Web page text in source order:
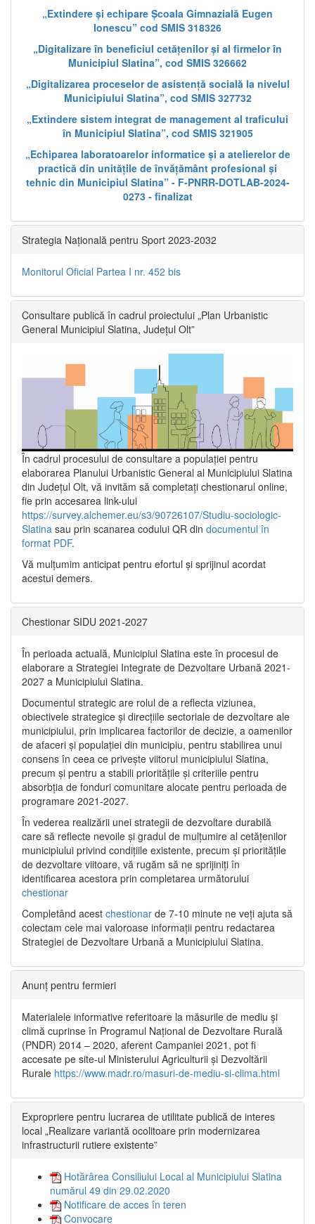
„Extindere și echipare Școala Gimnazială Eugen
Ionescu” cod SMIS 318326
„Digitalizare în beneficiul cetățenilor și al firmelor în
Municipiul Slatina”, cod SMIS 326662
„Digitalizarea proceselor de asistență socială la nivelul
Municipiului Slatina”, cod SMIS 327732
„Extindere sistem integrat de management al traficului
în Municipiul Slatina”, cod SMIS 321905
„Echiparea laboratoarelor informatice și a atelierelor de
practică din unitățile de învățământ profesional și
tehnic din Municipiul Slatina” - F-PNRR-DOTLAB-2024-
0273 - finalizat
Strategia Națională pentru Sport 2023-2032
Monitorul Oficial Partea I nr. 452 bis
Consultare publică în cadrul proiectului „Plan Urbanistic
General Municipiul Slatina, Județul Olt”
În cadrul procesului de consultare a populaţiei pentru
elaborarea Planului Urbanistic General al Municipiului Slatina
din Județul Olt, vă invităm să completați chestionarul online,
fie prin accesarea link-ului
https://survey.alchemer.eu/s3/90726107/Studiu-sociologic-
Slatina sau prin scanarea codului QR din documentul în
format PDF.
Vă mulţumim anticipat pentru efortul şi sprijinul acordat
acestui demers.
Chestionar SIDU 2021-2027
În perioada actuală, Municipiul Slatina este în procesul de
elaborare a Strategiei Integrate de Dezvoltare Urbană 2021‐
2027 a Municipiului Slatina.
Documentul strategic are rolul de a reflecta viziunea,
obiectivele strategice și direcțiile sectoriale de dezvoltare ale
municipiului, prin implicarea factorilor de decizie, a oamenilor
de afaceri și populației din municipiu, pentru stabilirea unui
consens în ceea ce privește viitorul municipiului Slatina,
precum și pentru a stabili prioritățile și criteriile pentru
absorbția de fonduri comunitare alocate pentru perioada de
programare 2021-2027.
În vederea realizării unei strategii de dezvoltare durabilă
care să reflecte nevoile și gradul de mulțumire al cetățenilor
municipiului privind condițiile existente, precum și prioritățile
de dezvoltare viitoare, vă rugăm să ne sprijiniți în
identificarea acestora prin completarea următorului
chestionar
Completând acest chestionar de 7-10 minute ne veți ajuta să
colectam cele mai valoroase informații pentru redactarea
Strategiei de Dezvoltare Urbană a Municipiului Slatina.
Anunț pentru fermieri
Materialele informative referitoare la măsurile de mediu și
climă cuprinse în Programul Național de Dezvoltare Rurală
(PNDR) 2014 – 2020, aferent Campaniei 2021, pot fi
accesate pe site-ul Ministerului Agriculturii și Dezvoltării
Rurale https://www.madr.ro/masuri-de-mediu-si-clima.html
Expropriere pentru lucrarea de utilitate publică de interes
local „Realizare variantă ocolitoare prin modernizarea
infrastructurii rutiere existente”
Hotărârea Consiliului Local al Municipiului Slatina
numărul 49 din 29.02.2020
Notificare de acces în teren
Convocare